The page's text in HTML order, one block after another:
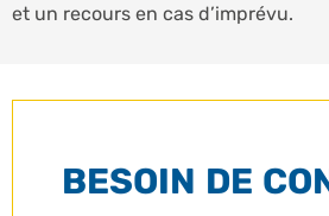
et un recours en cas d’imprévu.
BESOIN DE